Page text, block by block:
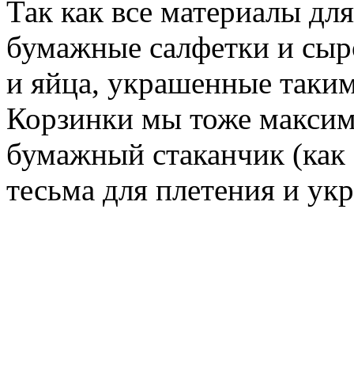
Так как все материалы
бумажные салфетки и
и яйца, украшенные
Корзинки мы тоже
бумажный стаканчик
тесьма для плетения и